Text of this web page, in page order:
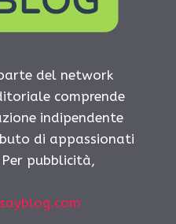
del network
comprende
indipendente
di appassionati
pubblicità,